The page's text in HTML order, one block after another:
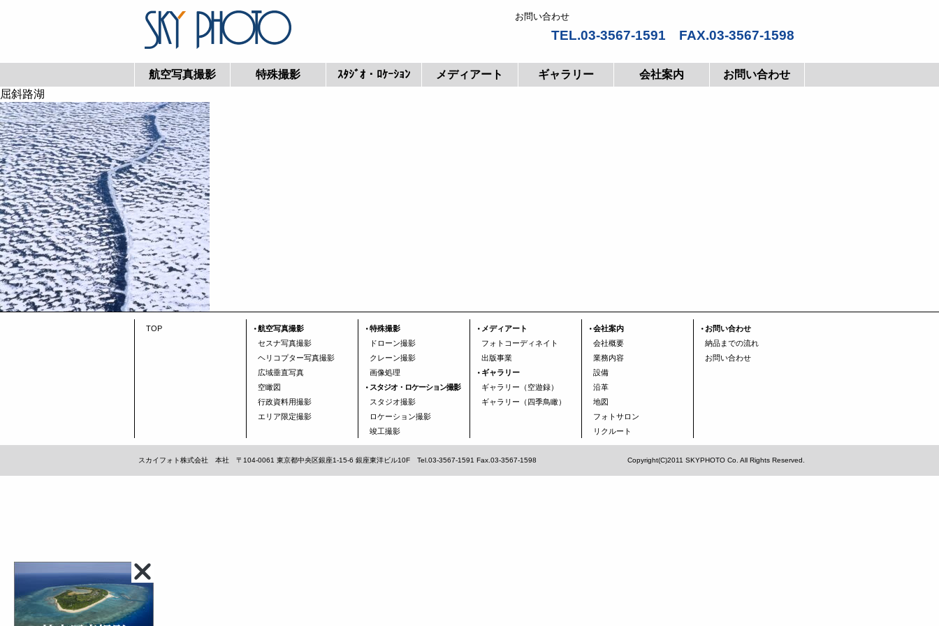
お問い合わせ
TEL.03-3567-1591 FAX.03-3567-1598
航空写真撮影 特殊撮影 ｽﾀｼﾞｵ・ﾛｹｰｼｮﾝ メディアート ギャラリー 会社案内
お問い合わせ
屈斜路湖
TOP
航空写真撮影
セスナ写真撮影
ヘリコプター写真撮影
広域垂直写真
空瞰図
行政資料用撮影
エリア限定撮影
特殊撮影
ドローン撮影
クレーン撮影
画像処理
スタジオ・ロケーション撮影
スタジオ撮影
ロケーション撮影
竣工撮影
メディアート
フォトコーディネイト
出版事業
ギャラリー
ギャラリー（空遊録）
ギャラリー（四季鳥瞰）
会社案内
会社概要
業務内容
設備
沿革
地図
フォトサロン
リクルート
お問い合わせ
納品までの流れ
お問い合わせ
スカイフォト株式会社 本社 〒104-0061 東京都中央区銀座1-15-6 銀座東洋ビル10F Tel.03-3567-1591 Fax.03-3567-1598 Copyright(C)2011 SKYPHOTO Co. All Rights Reserved.